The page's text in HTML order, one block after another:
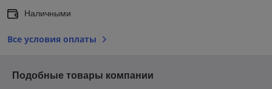
Наличными
Все условия оплаты
Подобные товары компании